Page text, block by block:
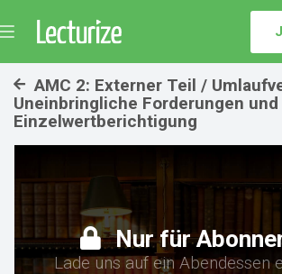
AMC 2: Externer Teil /
Uneinbringliche Forderungen und
Einzelwertberichtigung
Nur für
Lade uns auf ein Abendessen